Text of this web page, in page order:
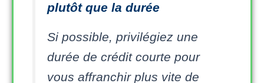
plutôt que la durée
Si possible, privilégiez une
durée de crédit courte pour
vous affranchir plus vite de